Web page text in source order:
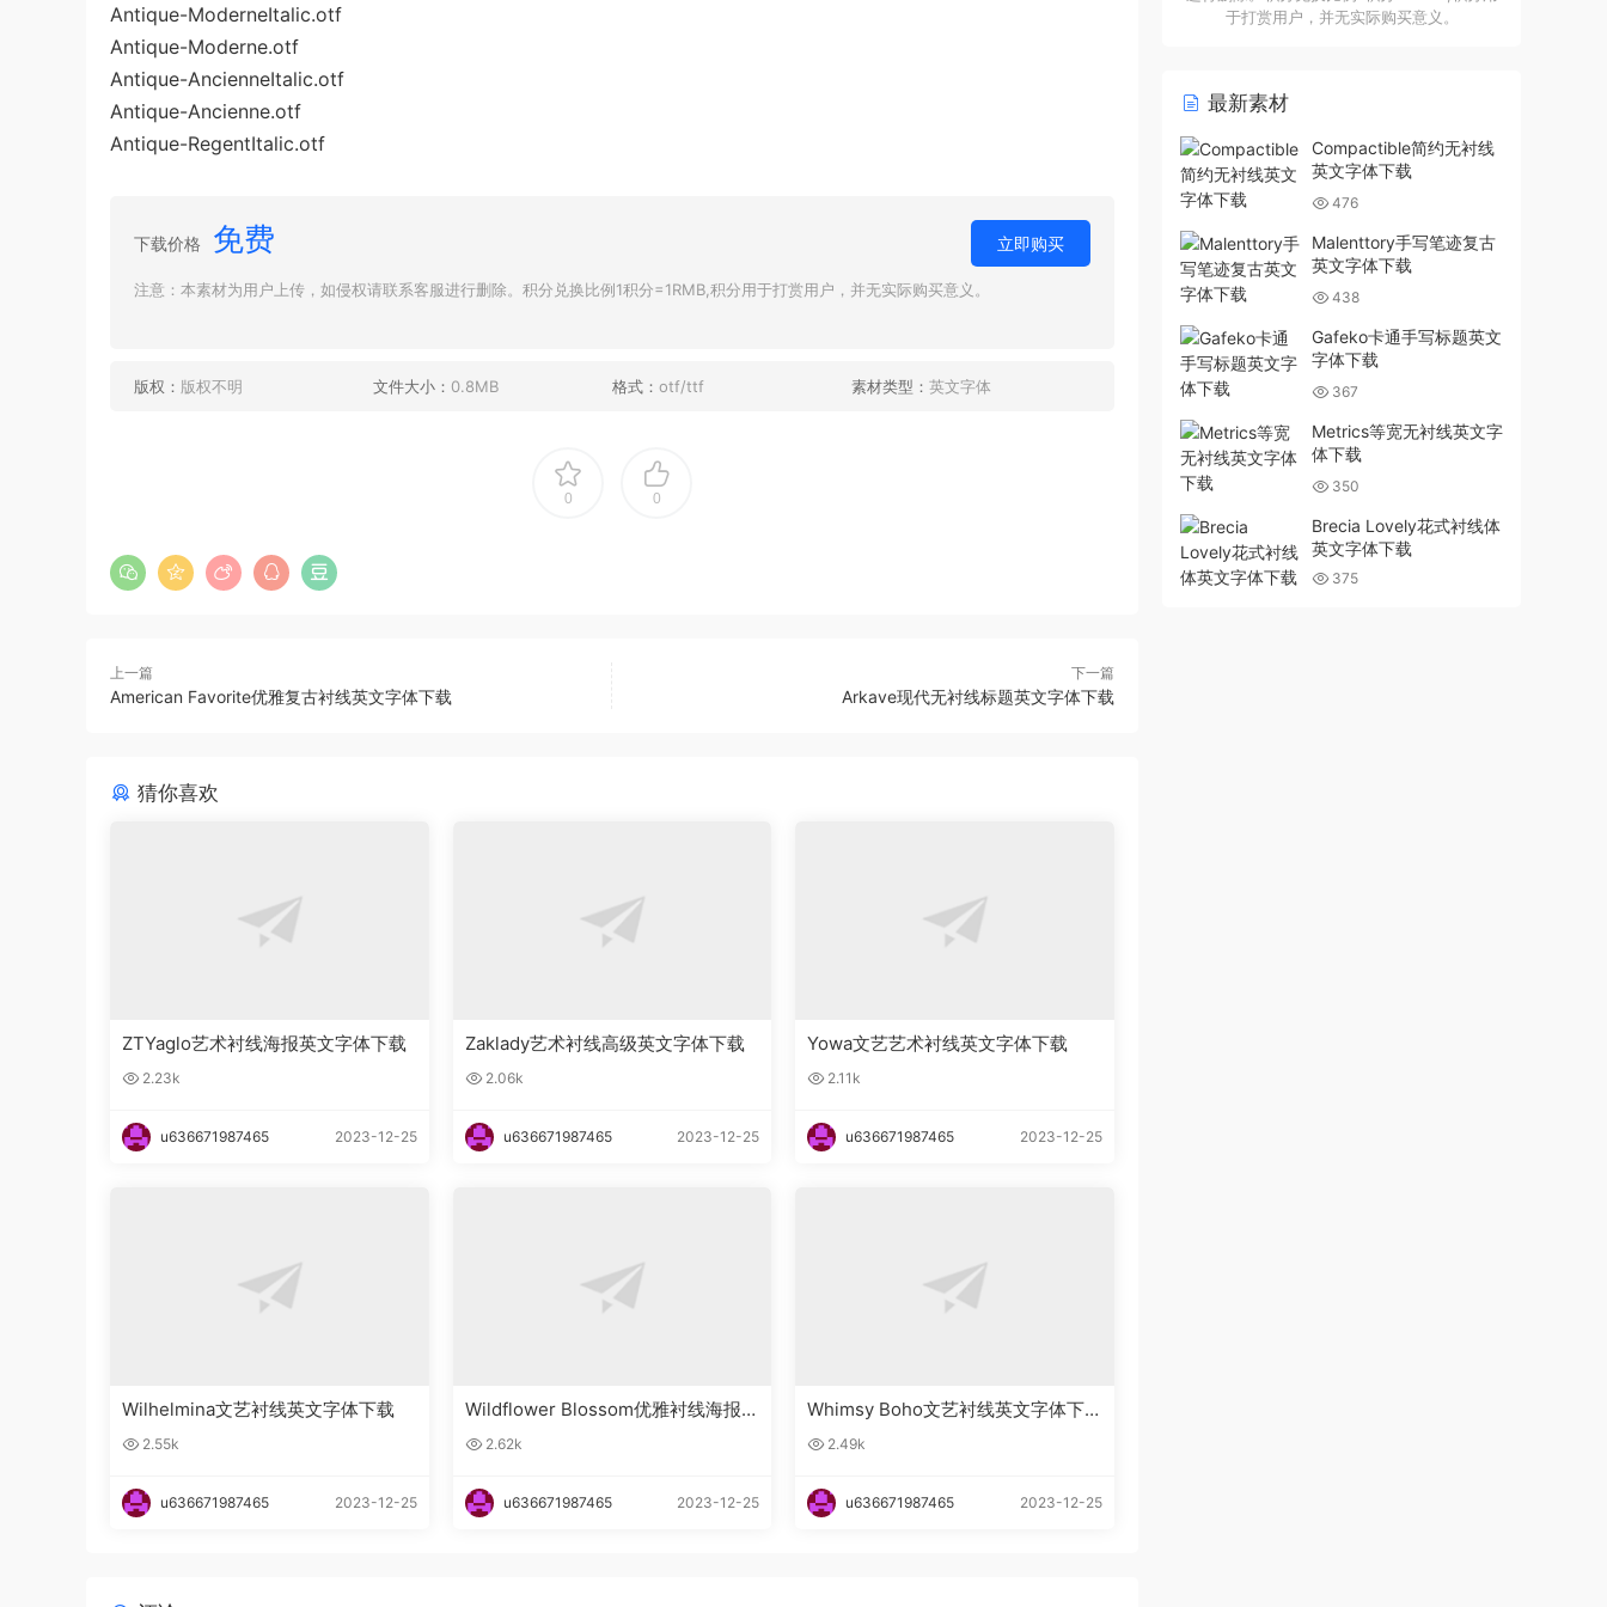
Antique-ModerneItalic.otf
Antique-Moderne.otf
Antique-AncienneItalic.otf
Antique-Ancienne.otf
Antique-RegentItalic.otf
下载价格 免费 立即购买
注意：本素材为用户上传，如侵权请联系客服进行删除。积分兑换比例1积分=1RMB,积分用于打赏用户，并无实际购买意义。
版权： 版权不明 文件大小： 0.8MB 格式： otf/ttf 素材类型： 英文字体
0 0
上一篇
American Favorite优雅复古衬线英文字体下载
下一篇
Arkave现代无衬线标题英文字体下载
猜你喜欢
ZTYaglo艺术衬线海报英文字体下载
2.23k
u636671987465 2023-12-25
Zaklady艺术衬线高级英文字体下载
2.06k
u636671987465 2023-12-25
Yowa文艺艺术衬线英文字体下载
2.11k
u636671987465 2023-12-25
Wilhelmina文艺衬线英文字体下载
2.55k
u636671987465 2023-12-25
Wildflower Blossom优雅衬线海报英
文字体下载
2.62k
u636671987465 2023-12-25
Whimsy Boho文艺衬线英文字体下
载 2.49k
u636671987465 2023-12-25
于打赏用户，并无实际购买意义。
最新素材
Compactible简约无衬线
英文字体下载
476
Malenttory手写笔迹复古
英文字体下载
438
Gafeko卡通手写标题英文
字体下载
367
Metrics等宽无衬线英文字
体下载
350
Brecia Lovely花式衬线体
英文字体下载
375